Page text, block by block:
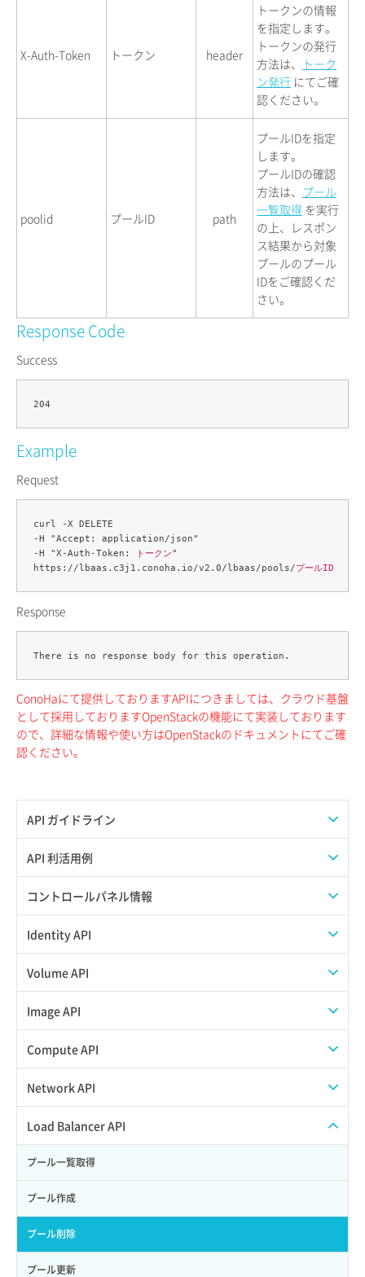
API ガイドライン
APIのご利用について
API 利活用例
APIでAPIサブユーザーを作成する
APIでVPSにISOイメージを挿入する
APIでVPSを作成する
コントロールパネル情報
APIユーザーを作成する
API情報を確認する
Identity API
Credential一覧取得
Credential作成
Credential削除
サブユーザーにロールを紐づけ
サブユーザー一覧取得
サブユーザー作成
サブユーザー削除
Volume API
スナップショット一覧取得
スナップショット作成
スナップショット削除
Image API
ISOイメージアップロード
ISOイメージ作成
イメージ一覧取得
イメージ保存使用量取得
イメージ保存容量取得
イメージ保存容量変更
イメージ削除
Compute API
ISOイメージ挿入/排出
SSHキーペア一覧取得
SSHキーペア作成
SSHキーペア削除
SSHキーペア詳細取得
アタッチ済みポート一覧取得
Network API
QoSポリシー一覧取得
QoSポリシー詳細取得
サブネット一覧取得
サブネット作成（ローカルネットワーク用）
サブネット削除（ローカルネットワーク用）
Load Balancer API
プール一覧取得
プール作成
プール削除
プール更新
X-Auth-Token トークン header
トークンの情報
を指定します。
トークンの発行
方法は、
トーク
ン発行 にてご確
認ください。
poolid プールID path
プールIDを指定
します。
プールIDの確認
方法は、 プール
一覧取得 を実行
の上、レスポン
ス結果から対象
プールのプール
IDをご確認くだ
さい。
Response Code
Success
Example
Request
curl -X DELETE
-H "Accept: application/json"
-H "X-Auth-Token:
トークン"
https://lbaas.c3j1.conoha.io/v2.0/lbaas/pools/プールID
Response
ConoHaにて提供しておりますAPIにつきましては、クラウド基盤
として採用しておりますOpenStackの機能にて実装しております
ので、詳細な情報や使い方はOpenStackのドキュメントにてご確
認ください。